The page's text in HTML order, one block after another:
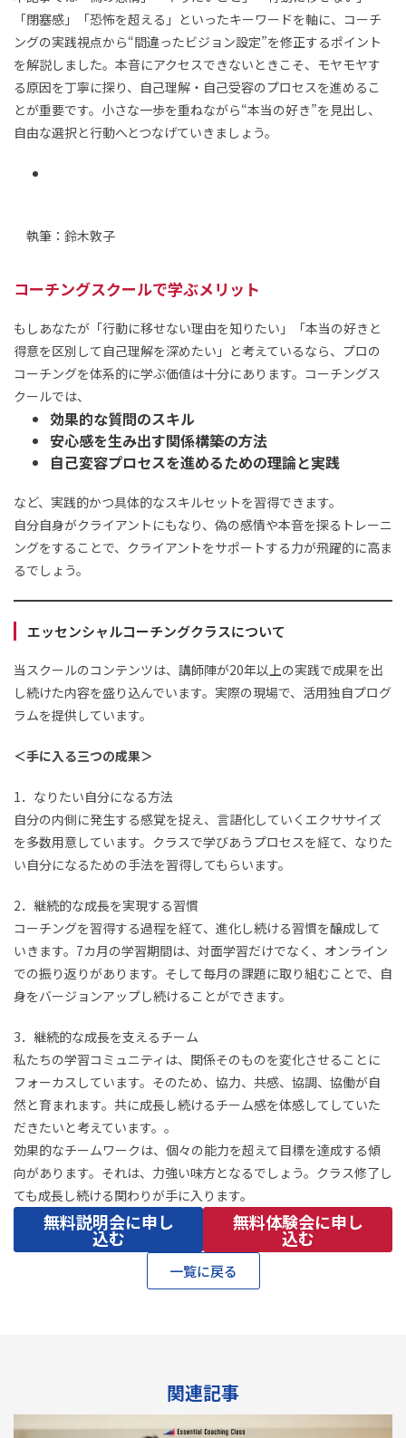
「閉塞感」「恐怖を超える」といったキーワードを軸に、コーチ
ングの実践視点から“間違ったビジョン設定”を修正するポイント
を解説しました。本音にアクセスできないときこそ、モヤモヤす
る原因を丁寧に探り、自己理解・自己受容のプロセスを進めるこ
とが重要です。小さな一歩を重ねながら“本当の好き”を見出し、
自由な選択と行動へとつなげていきましょう。
執筆：鈴木敦子
コーチングスクールで学ぶメリット
もしあなたが「行動に移せない理由を知りたい」「本当の好きと
得意を区別して自己理解を深めたい」と考えているなら、プロの
コーチングを体系的に学ぶ価値は十分にあります。コーチングス
クールでは、
効果的な質問のスキル
安心感を生み出す関係構築の方法
自己変容プロセスを進めるための理論と実践
など、実践的かつ具体的なスキルセットを習得できます。
自分自身がクライアントにもなり、偽の感情や本音を探るトレーニ
ングをすることで、クライアントをサポートする力が飛躍的に高ま
るでしょう。
エッセンシャルコーチングクラスについて
当スクールのコンテンツは、講師陣が20年以上の実践で成果を出
し続けた内容を盛り込んでいます。実際の現場で、活用独自プログ
ラムを提供しています。
＜手に入る三つの成果＞
1．なりたい自分になる方法
自分の内側に発生する感覚を捉え、言語化していくエクササイズ
を多数用意しています。クラスで学びあうプロセスを経て、なりた
い自分になるための手法を習得してもらいます。
2．継続的な成長を実現する習慣
コーチングを習得する過程を経て、進化し続ける習慣を醸成して
いきます。7カ月の学習期間は、対面学習だけでなく、オンライン
での振り返りがあります。そして毎月の課題に取り組むことで、自
身をバージョンアップし続けることができます。
3．継続的な成長を支えるチーム
私たちの学習コミュニティは、関係そのものを変化させることに
フォーカスしています。そのため、協力、共感、協調、協働が自
然と育まれます。共に成長し続けるチーム感を体感してしていた
だきたいと考えています。。
効果的なチームワークは、個々の能力を超えて目標を達成する傾
向があります。それは、力強い味方となるでしょう。クラス修了し
ても成長し続ける関わりが手に入ります。
無料説明会に申し
込む
無料体験会に申し
込む
一覧に戻る
関連記事